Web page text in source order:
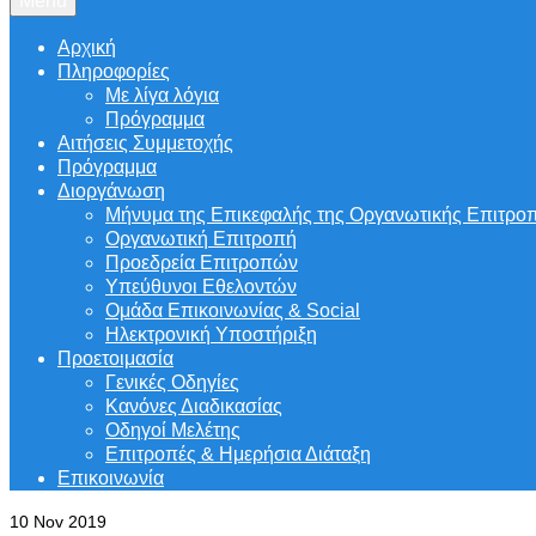
Αρχική
Πληροφορίες
Με λίγα λόγια
Πρόγραμμα
Αιτήσεις Συμμετοχής
Πρόγραμμα
Διοργάνωση
Μήνυμα της Επικεφαλής της Οργανωτικής
Οργανωτική Επιτροπή
Προεδρεία Επιτροπών
Υπεύθυνοι Εθελοντών
Ομάδα Επικοινωνίας & Social
Ηλεκτρονική Υποστήριξη
Προετοιμασία
Γενικές Οδηγίες
Κανόνες Διαδικασίας
Οδηγοί Μελέτης
Επιτροπές & Ημερήσια Διάταξη
Επικοινωνία
10 Nov 2019